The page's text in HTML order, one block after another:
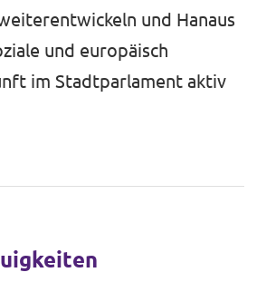
und Hanaus
und europäisch
im Stadtparlament aktiv